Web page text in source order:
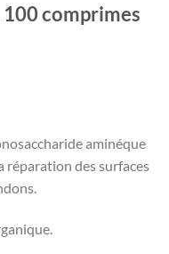
comprimes
aminéque
réparation des surfaces